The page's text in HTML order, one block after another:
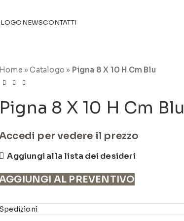
NEWSCONTATTI
Home »Catalogo » Pigna 8 X 10 H Cm Blu
Pigna 8 X 10 H Cm Blu
per vedere il prezzo
Aggiungi alla lista dei desideri
AL PREVENTIVO
Spedizioni